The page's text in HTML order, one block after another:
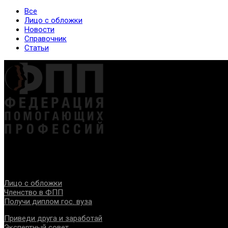
Все
Лицо с обложки
Новости
Справочник
Статьи
Лицо с обложки
Членство в ФПП
Получи диплом гос. вуза
Приведи друга и заработай